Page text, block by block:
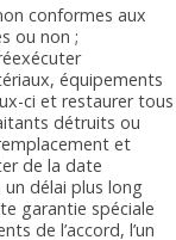
conformes aux
ou non ;
équipements
ci et restaurer tous
détruits ou
et
de la date
un délai plus long
garantie spéciale
de l’accord, l’un